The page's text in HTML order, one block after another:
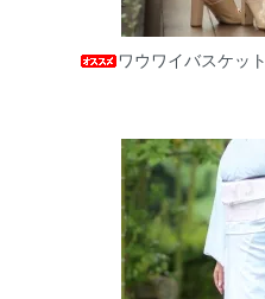
ワウワイバスケット